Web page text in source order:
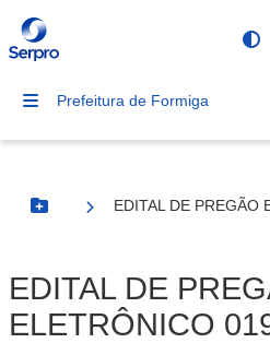
Prefeitura de Formiga
Botão Menu
EDITAL DE PREGÃO
EDITAL DE
ELETRÔNICO